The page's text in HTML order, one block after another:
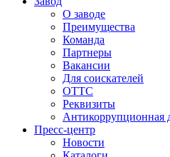
О заводе
Преимущества
Команда
Партнеры
Вакансии
Для соискателей
ОТТС
Реквизиты
Антикоррупционная
Пресс-центр
Новости